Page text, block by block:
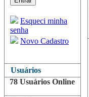
Esqueci minha
senha
Novo Cadastro
Usuários
78 Usuários Online